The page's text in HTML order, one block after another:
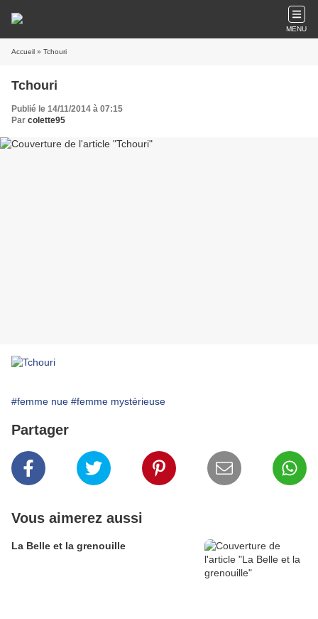
MENU
Accueil » Tchouri
Tchouri
Publié le 14/11/2014 à 07:15
Par colette95
#femme nue #femme mystérieuse
Partager
Vous aimerez aussi
La Belle et la grenouille